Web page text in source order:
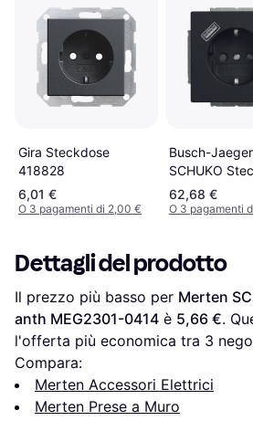
Gira Steckdose
418828
6,01 €
O 3 pagamenti di 2,00 €
Busch-Jaeger
SCHUKO
20
62,68 €
O 3 pagamenti
Dettagli del prodotto
Il prezzo più basso per Merten
anth MEG2301-0414 è 5,66 €.
l'offerta più economica tra 3
Compara:
Merten Accessori Elettrici
Merten Prese a Muro